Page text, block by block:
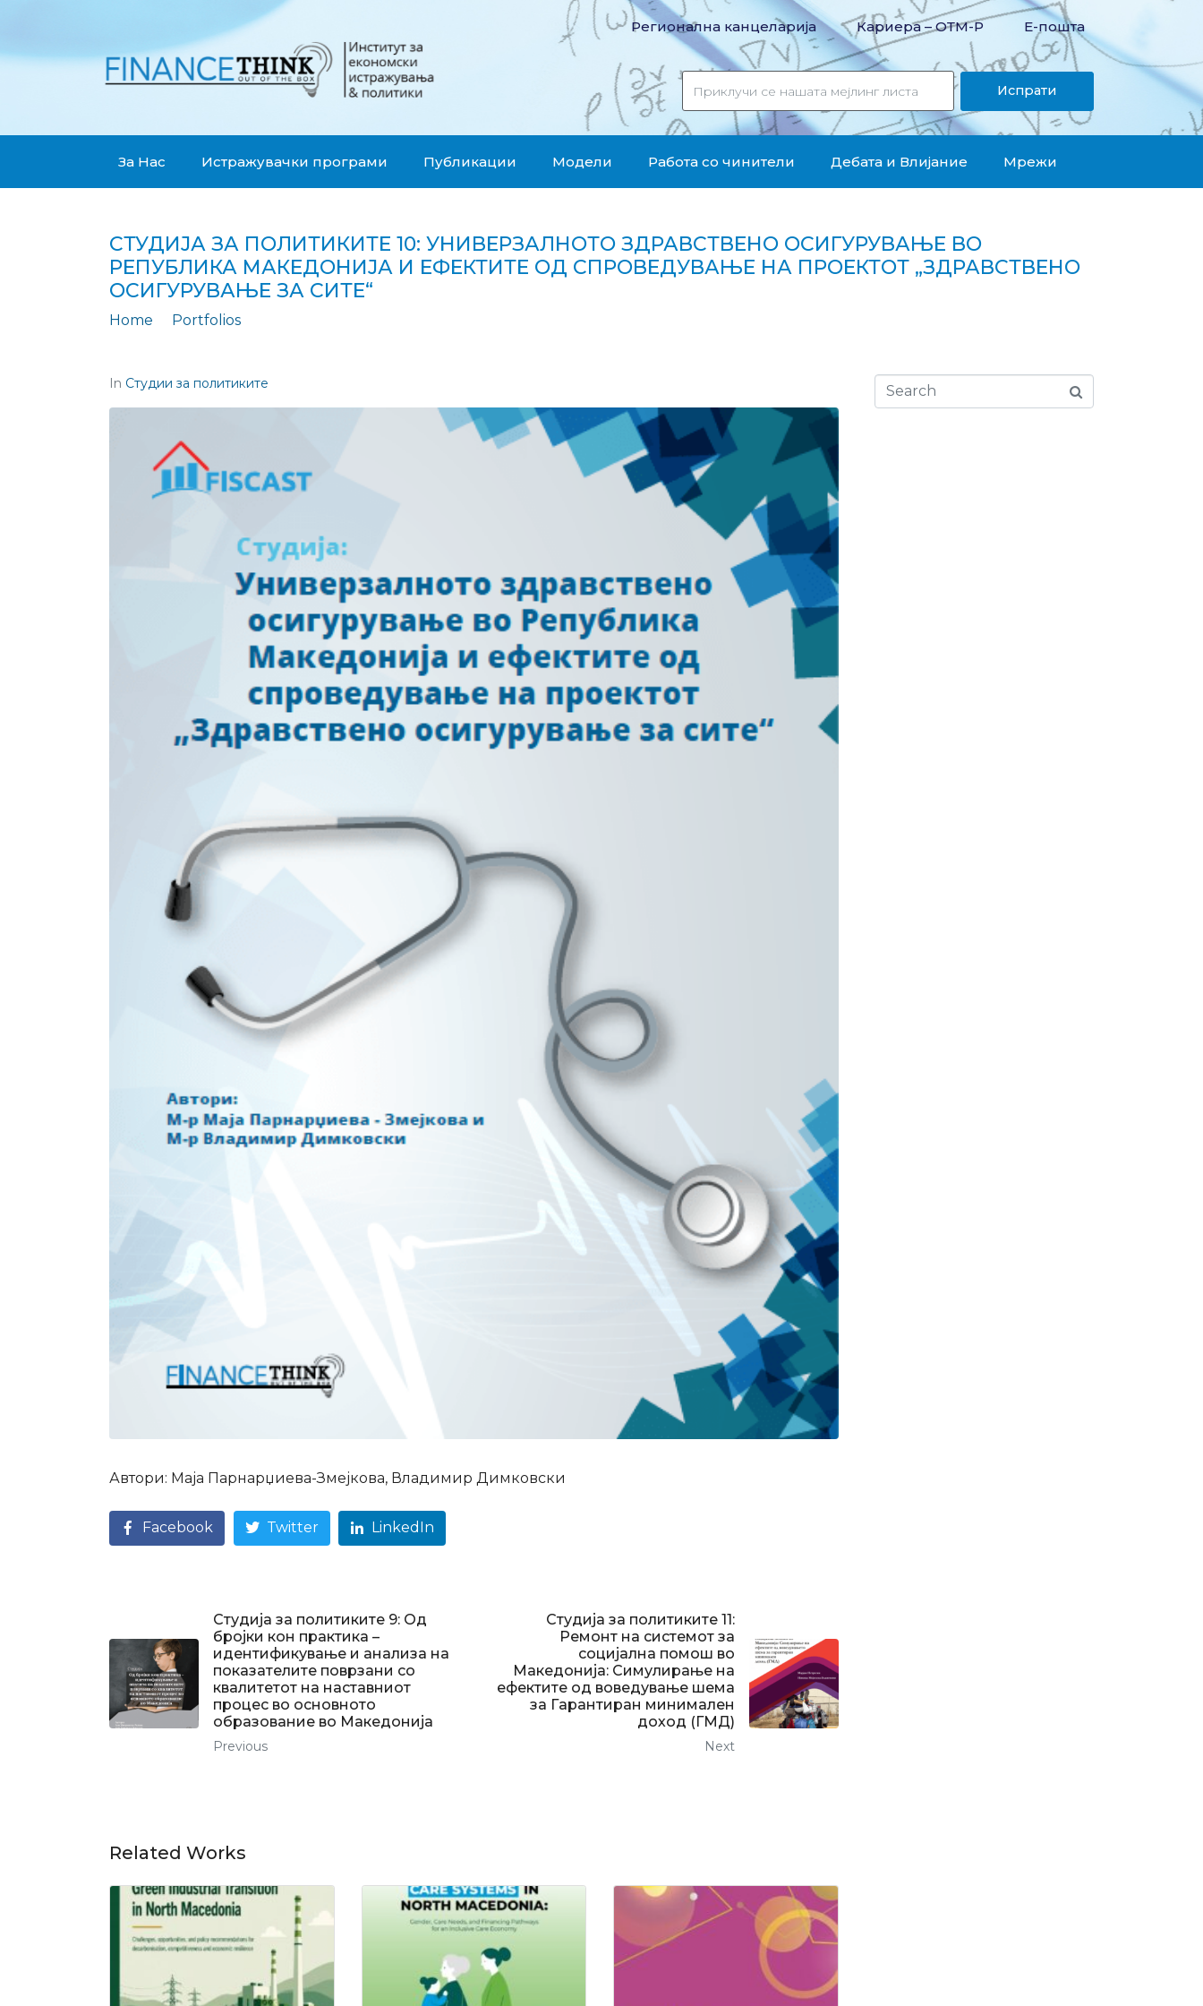
Регионална канцеларија Кариера – OТМ-Р Е-пошта
Испрати
За Нас Истражувачки програми Публикации Модели Работа со чинители Дебата и Влијание Мрежи
СТУДИЈА ЗА ПОЛИТИКИТЕ 10: УНИВЕРЗАЛНОТО ЗДРАВСТВЕНО ОСИГУРУВАЊЕ ВО
РЕПУБЛИКА МАКЕДОНИЈА И ЕФЕКТИТЕ ОД СПРОВЕДУВАЊЕ НА ПРОЕКТОТ „ЗДРАВСТВЕНО
ОСИГУРУВАЊЕ ЗА СИТЕ“
Home
Portfolios
In Студии за политиките
Автори: Маја Парнарџиева-Змејкова, Владимир Димковски
Facebook Twitter LinkedIn
Студија за политиките 9: Од
бројки кон практика –
идентификување и анализа на
показателите поврзани со
квалитетот на наставниот
процес во основното
образование во Македонија
Previous
Студија за политиките 11:
Ремонт на системот за
социјална помош во
Македонија: Симулирање на
ефектите од воведување шема
за Гарантиран минимален
доход (ГМД)
Next
Related Works